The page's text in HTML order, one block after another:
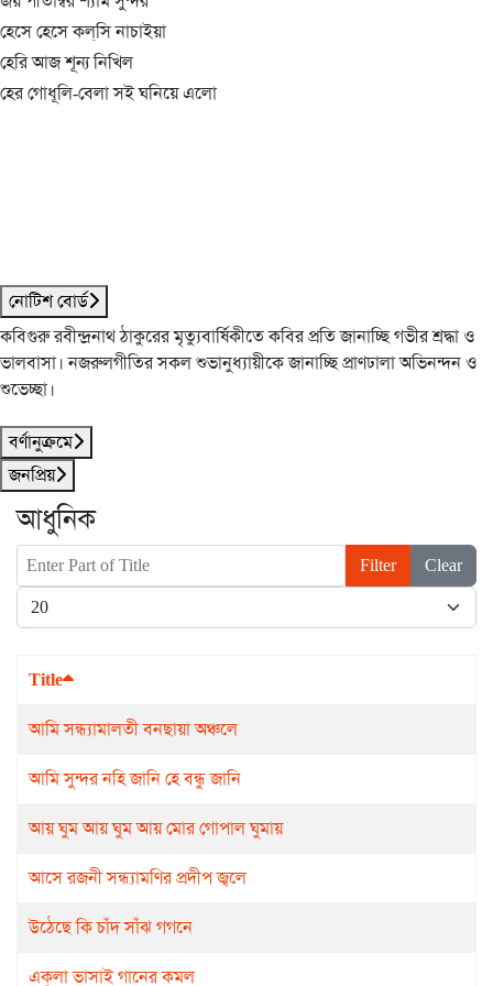
হেসে হেসে কল্‌সি নাচাইয়া
হেরি আজ শূন্য নিখিল
হের গোধূলি-বেলা সই ঘনিয়ে এলো
নোটিশ বোর্ড
কবিগুরু রবীন্দ্রনাথ ঠাকুরের মৃত্যুবার্ষিকীতে কবির প্রতি জানাচ্ছি গভীর শ্রদ্ধা ও
ভালবাসা। নজরুলগীতির সকল শুভানুধ্যায়ীকে জানাচ্ছি প্রাণঢালা অভিনন্দন ও
শুভেচ্ছা।
বর্ণানুক্রমে
জনপ্রিয়
আধুনিক
Enter Part of Title Filter
Clear
Display #
Title
আমি সন্ধ্যামালতী বনছায়া অঞ্চলে
আমি সুন্দর নহি জানি হে বন্ধু জানি
আয় ঘুম আয় ঘুম আয় মোর গোপাল ঘুমায়
আসে রজনী সন্ধ্যামণির প্রদীপ জ্বলে
উঠেছে কি চাঁদ সাঁঝ গগনে
এক্‌লা ভাসাই গানের কমল